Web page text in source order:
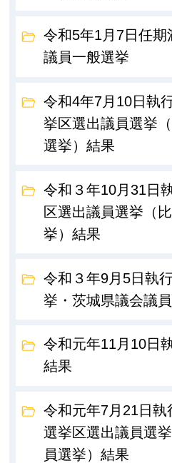
令和5年1月7日任
議員一般選挙
令和4年7月10日執
挙区選出議員選挙
選挙）結果
令和３年10月31日
区選出議員選挙（
挙）結果
令和３年9月5日執
挙・茨城県議会議
令和元年11月10日
結果
令和元年7月21日
選挙区選出議員選
員選挙）結果